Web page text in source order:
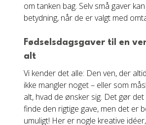
om tanken bag. Selv små gaver
betydning, når de er valgt med
Fødselsdagsgaver til en
alt
Vi kender det alle: Den ven, der
ikke mangler noget – eller som
alt, hvad de ønsker sig. Det gør
finde den rigtige gave, men det er
umuligt! Her er nogle kreative